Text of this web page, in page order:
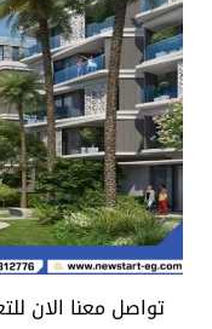
تواصل معنا الان